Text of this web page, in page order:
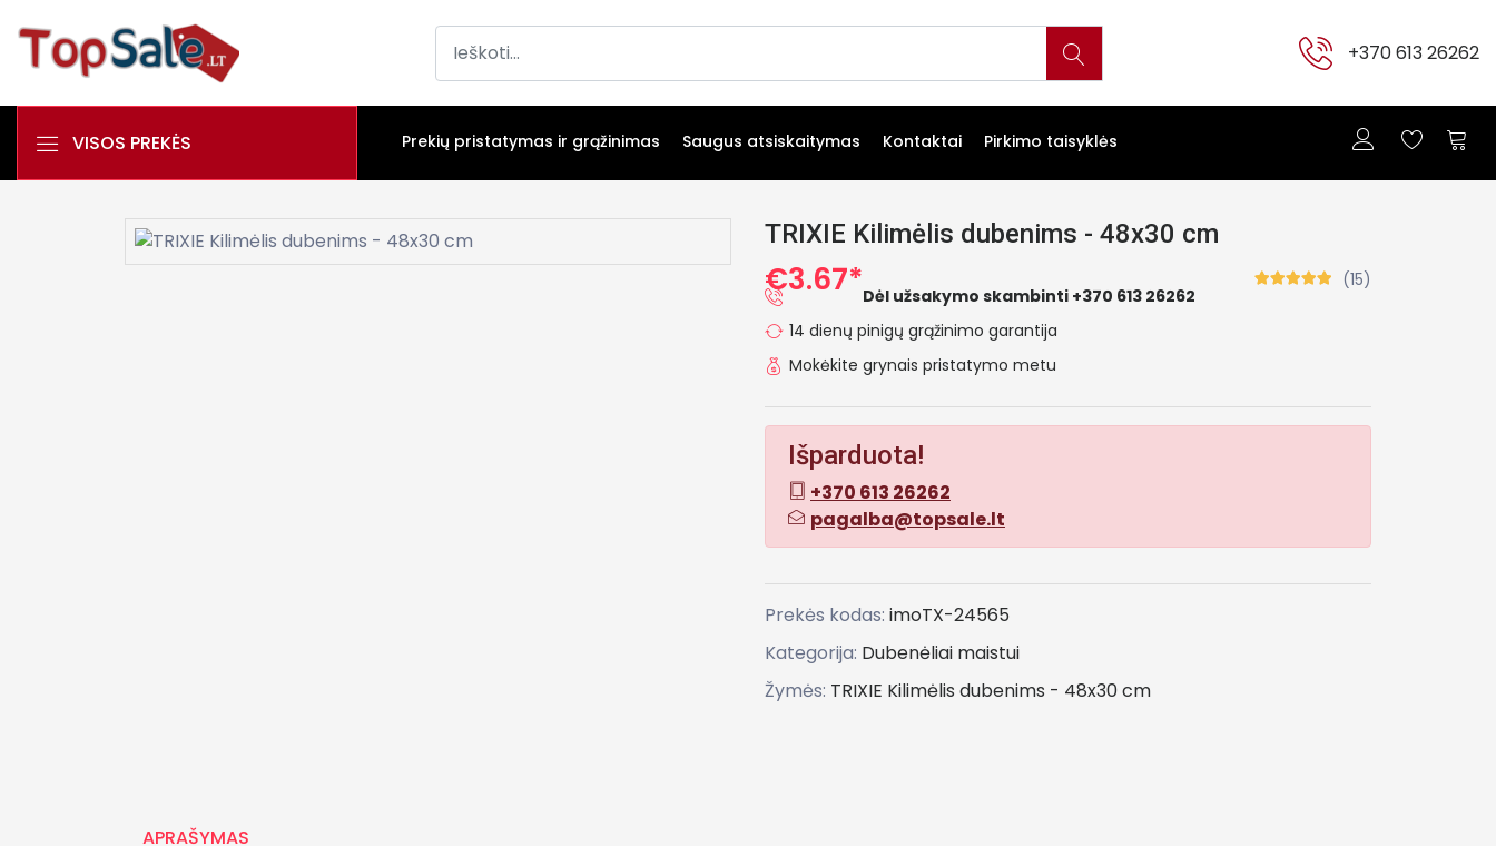
+370 613 26262
VISOS PREKĖS Prekių pristatymas ir grąžinimas Saugus atsiskaitymas Kontaktai Pirkimo taisyklės
TRIXIE Kilimėlis dubenims - 48x30 cm
€3.67* (15)
Dėl užsakymo skambinti +370 613 26262
14 dienų pinigų grąžinimo garantija
Mokėkite grynais pristatymo metu
Išparduota!
+370 613 26262
pagalba@topsale.lt
Prekės kodas: imoTX-24565
Kategorija: Dubenėliai maistui
Žymės: TRIXIE Kilimėlis dubenims - 48x30cm
APRAŠYMAS